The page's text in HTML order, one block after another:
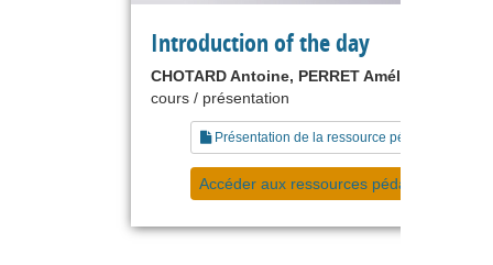
Introduction of the day
CHOTARD Antoine, PERRET Amélie
cours / présentation
Présentation de la ressource pédagogique
Accéder aux ressources pédagogiques